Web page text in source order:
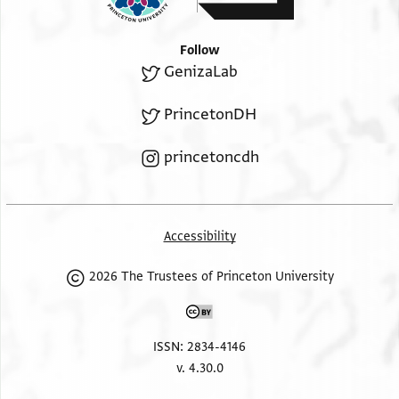
ס לקד וגהי כגל ואן גית נעמל מא פי נפסי מא תמכ[נת]
מנהא ואלבקייה מן כצתי תצרף פי עמארה
Follow
GenizaLab
PrincetonDH
princetoncdh
Accessibility
2026 The Trustees of Princeton University
ISSN: 2834-4146
v. 4.30.0